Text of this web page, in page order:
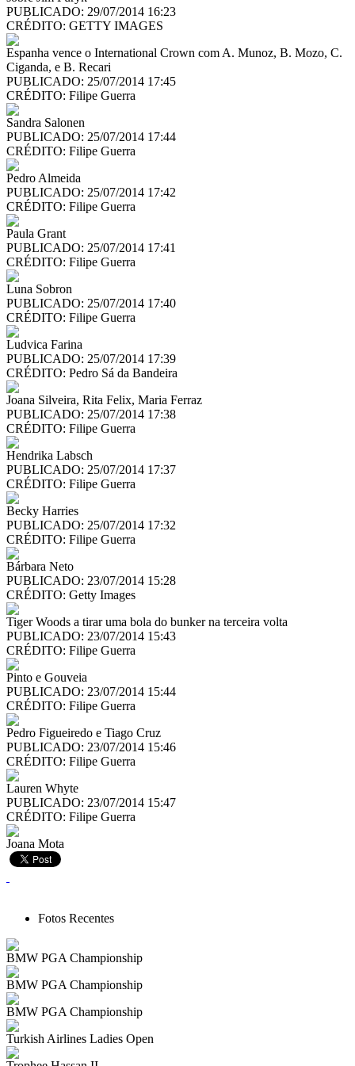
PUBLICADO: 29/07/2014 16:23
CRÉDITO: GETTY IMAGES
Espanha vence o International Crown com A. Munoz, B. Mozo, C.
Ciganda, e B. Recari
PUBLICADO: 25/07/2014 17:45
CRÉDITO: Filipe Guerra
Sandra Salonen
PUBLICADO: 25/07/2014 17:44
CRÉDITO: Filipe Guerra
Pedro Almeida
PUBLICADO: 25/07/2014 17:42
CRÉDITO: Filipe Guerra
Paula Grant
PUBLICADO: 25/07/2014 17:41
CRÉDITO: Filipe Guerra
Luna Sobron
PUBLICADO: 25/07/2014 17:40
CRÉDITO: Filipe Guerra
Ludvica Farina
PUBLICADO: 25/07/2014 17:39
CRÉDITO: Pedro Sá da Bandeira
Joana Silveira, Rita Felix, Maria Ferraz
PUBLICADO: 25/07/2014 17:38
CRÉDITO: Filipe Guerra
Hendrika Labsch
PUBLICADO: 25/07/2014 17:37
CRÉDITO: Filipe Guerra
Becky Harries
PUBLICADO: 25/07/2014 17:32
CRÉDITO: Filipe Guerra
Bárbara Neto
PUBLICADO: 23/07/2014 15:28
CRÉDITO: Getty Images
Tiger Woods a tirar uma bola do bunker na terceira volta
PUBLICADO: 23/07/2014 15:43
CRÉDITO: Filipe Guerra
Pinto e Gouveia
PUBLICADO: 23/07/2014 15:44
CRÉDITO: Filipe Guerra
Pedro Figueiredo e Tiago Cruz
PUBLICADO: 23/07/2014 15:46
CRÉDITO: Filipe Guerra
Lauren Whyte
PUBLICADO: 23/07/2014 15:47
CRÉDITO: Filipe Guerra
Joana Mota
Fotos Recentes
BMW PGA Championship
BMW PGA Championship
BMW PGA Championship
Turkish Airlines Ladies Open